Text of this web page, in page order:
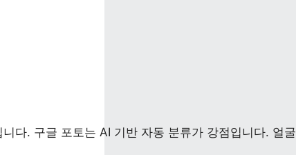
. 구글 포토는 AI 기반 자동 분류가 강점입니다. 얼